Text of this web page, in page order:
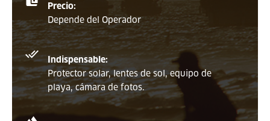
Precio:
Depende del Operador
Indispensable:
Protector solar, lentes de sol, equipo de
playa, cámara de fotos.